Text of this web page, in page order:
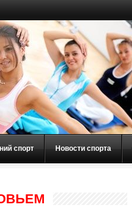
спорт Новости спорта